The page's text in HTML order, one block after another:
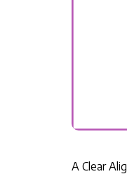
A Clear